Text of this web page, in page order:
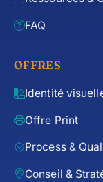
FAQ
OFFRES
Identité
Offre Print
Process &
Conseil &